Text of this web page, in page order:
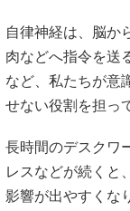
自律神経は、脳か
肉などへ指令を送
など、私たちが意
せない役割を担っ
長時間のデスクワ
レスなどが続くと
影響が出やすくな